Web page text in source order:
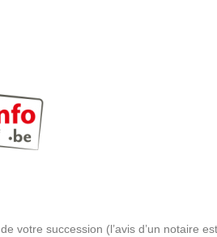
votre succession (l’avis d’un notaire est